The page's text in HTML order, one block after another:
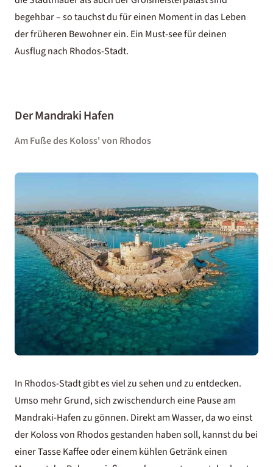
begehbar – so tauchst du für einen Moment in das Leben
der früheren Bewohner ein. Ein Must-see für deinen
Ausflug nach Rhodos-Stadt.
Der Mandraki Hafen
Am Fuße des Koloss' von Rhodos
In Rhodos-Stadt gibt es viel zu sehen und zu entdecken.
Umso mehr Grund, sich zwischendurch eine Pause am
Mandraki-Hafen zu gönnen. Direkt am Wasser, da wo einst
der Koloss von Rhodos gestanden haben soll, kannst du bei
einer Tasse Kaffee oder einem kühlen Getränk einen